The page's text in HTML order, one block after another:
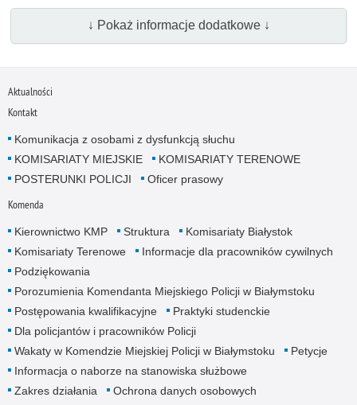
↓ Pokaż informacje dodatkowe ↓
Aktualności
Kontakt
Komunikacja z osobami z dysfunkcją słuchu
KOMISARIATY MIEJSKIE
KOMISARIATY TERENOWE
POSTERUNKI POLICJI
Oficer prasowy
Komenda
Kierownictwo KMP Struktura
Komisariaty Białystok
Komisariaty Terenowe
Informacje dla pracowników cywilnych
Podziękowania
Porozumienia Komendanta Miejskiego Policji w Białymstoku
Postępowania kwalifikacyjne
Praktyki studenckie
Dla policjantów i pracowników Policji
Wakaty w Komendzie Miejskiej Policji w Białymstoku
Petycje
Informacja o naborze na stanowiska służbowe
Zakres działania
Ochrona danych osobowych